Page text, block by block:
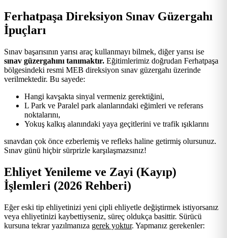
Ferhatpaşa Direksiyon Sınav Güzergahı
İpuçları
Sınav başarısının yarısı araç kullanmayı bilmek, diğer yarısı ise
sınav güzergahını tanımaktır. Eğitimlerimiz doğrudan Ferhatpaşa
bölgesindeki resmi MEB direksiyon sınav güzergahı üzerinde
verilmektedir. Bu sayede:
Hangi kavşakta sinyal vermeniz gerektiğini,
L Park ve Paralel park alanlarındaki eğimleri ve referans
noktalarını,
Yokuş kalkış alanındaki yaya geçitlerini ve trafik ışıklarını
sınavdan çok önce ezberlemiş ve refleks haline getirmiş olursunuz.
Sınav günü hiçbir sürprizle karşılaşmazsınız!
Ehliyet Yenileme ve Zayi (Kayıp)
İşlemleri (2026 Rehberi)
Eğer eski tip ehliyetinizi yeni çipli ehliyetle değiştirmek istiyorsanız
veya ehliyetinizi kaybettiyseniz, süreç oldukça basittir. Sürücü
kursuna tekrar yazılmanıza gerek yoktur. Yapmanız gerekenler: